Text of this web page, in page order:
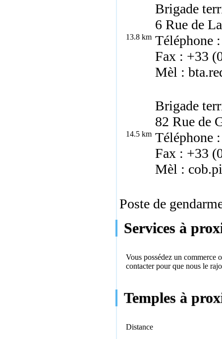
13.8 km
Brigade
6 Rue de
Téléphone
Fax : +33
Mèl :
14.5 km
Brigade
82 Rue de
Téléphone
Fax : +33
Mèl :
Poste de
Services à
Vous possédez un commerce
contacterpour que nous le
Temples à
Distance